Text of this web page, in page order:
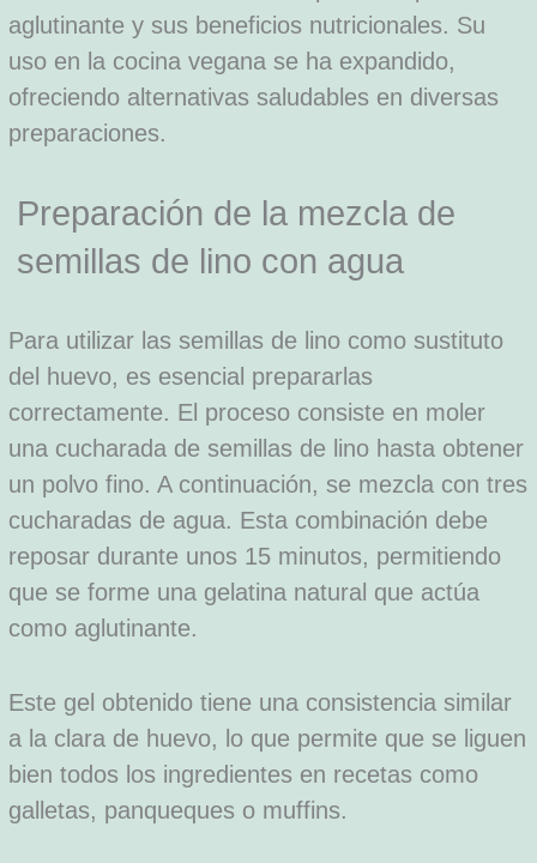
aglutinante y sus beneficios nutricionales. Su
uso en la cocina vegana se ha expandido,
ofreciendo alternativas saludables en diversas
preparaciones.
Preparación de la mezcla de
semillas de lino con agua
Para utilizar las semillas de lino como sustituto
del huevo, es esencial prepararlas
correctamente. El proceso consiste en moler
una cucharada de semillas de lino hasta obtener
un polvo fino. A continuación, se mezcla con tres
cucharadas de agua. Esta combinación debe
reposar durante unos 15 minutos, permitiendo
que se forme una gelatina natural que actúa
como aglutinante.
Este gel obtenido tiene una consistencia similar
a la clara de huevo, lo que permite que se liguen
bien todos los ingredientes en recetas como
galletas, panqueques o muffins.